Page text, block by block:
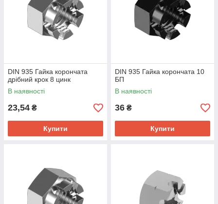
DIN 935 Гайка корончата
дрібний крок 8 цинк
В наявності
23,54 ₴
Купити
DIN 935 Гайка корончата 10
БП
В наявності
36 ₴
Купити